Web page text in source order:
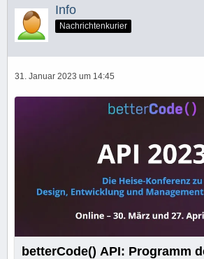
Info
Nachrichtenkurier
31. Januar 2023 um 14:45
betterCode() API: Programm